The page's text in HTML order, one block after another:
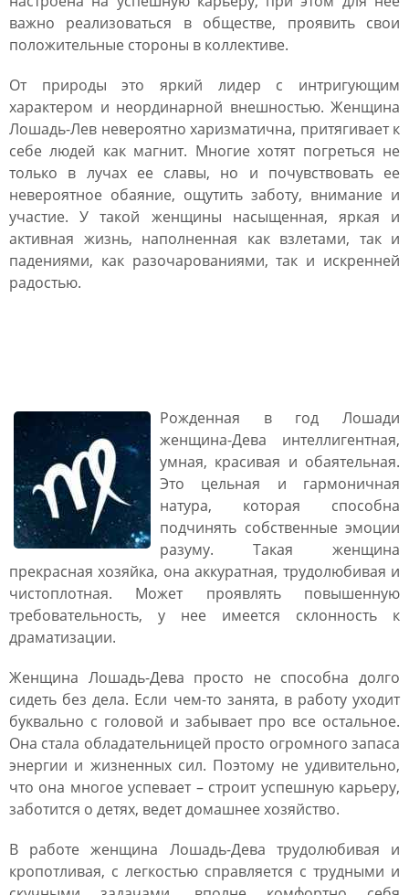
важно реализоваться в обществе, проявить свои
положительные стороны в коллективе.
От природы это яркий лидер с интригующим
характером и неординарной внешностью. Женщина
Лошадь-Лев невероятно харизматична, притягивает к
себе людей как магнит. Многие хотят погреться не
только в лучах ее славы, но и почувствовать ее
невероятное обаяние, ощутить заботу, внимание и
участие. У такой женщины насыщенная, яркая и
активная жизнь, наполненная как взлетами, так и
падениями, как разочарованиями, так и искренней
радостью.
Рожденная в год Лошади
женщина-Дева интеллигентная,
умная, красивая и обаятельная.
Это цельная и гармоничная
натура, которая способна
подчинять собственные эмоции
разуму. Такая женщина
прекрасная хозяйка, она аккуратная, трудолюбивая и
чистоплотная. Может проявлять повышенную
требовательность, у нее имеется склонность к
драматизации.
Женщина Лошадь-Дева просто не способна долго
сидеть без дела. Если чем-то занята, в работу уходит
буквально с головой и забывает про все остальное.
Она стала обладательницей просто огромного запаса
энергии и жизненных сил. Поэтому не удивительно,
что она многое успевает – строит успешную карьеру,
заботится о детях, ведет домашнее хозяйство.
В работе женщина Лошадь-Дева трудолюбивая и
кропотливая, с легкостью справляется с трудными и